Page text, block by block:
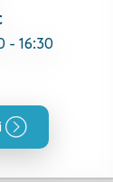
- 16:30